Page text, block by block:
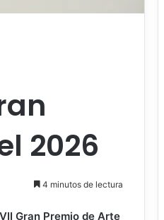
2026
4 minutos de lectura
Gran Premio de Arte